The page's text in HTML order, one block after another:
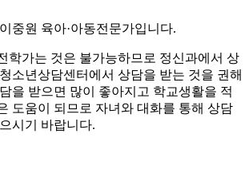
중원 육아·아동전문가입니다.
학가는 것은 불가능하므로 정신과에서 상
소년상담센터에서 상담을 받는 것을 권해
을 받으면 많이 좋아지고 학교생활을 적
도움이 되므로 자녀와 대화를 통해 상담
시기 바랍니다.